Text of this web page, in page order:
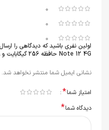
0
0
0
Note 12 4G حافظه 256 گیگابایت و رم 8 گیگابایت گلوبال”
نشانی ایمیل شما منتشر نخواهد شد.
امتیاز شما*
دیدگاه شما*